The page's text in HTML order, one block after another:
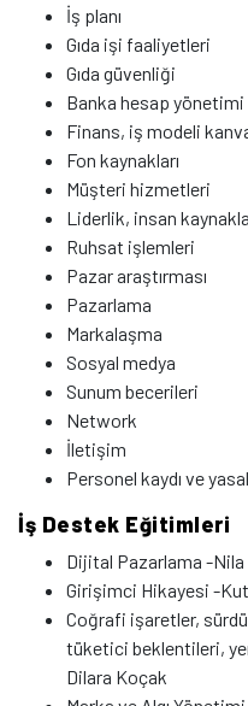
İş planı
Gıda işi faaliyetleri
Gıda güvenliği
Banka hesap yönetimi
Finans, iş modeli
Fon kaynakları
Müşteri hizmetleri
Liderlik, insan
Ruhsat işlemleri
Pazar araştırması
Pazarlama
Markalaşma
Sosyal medya
Sunum becerileri
Network
İletişim
Personel kaydı ve
İş Destek Eğitimleri
Dijital Pazarlama -Nila
Girişimci Hikayesi -
Coğrafi işaretler,
tüketici beklentileri,
Dilara Koçak